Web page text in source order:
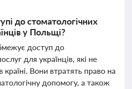
до стоматологічних
у Польщі?
доступ до
для українців, які не
країні. Вони втратять право на
допомогу, а також